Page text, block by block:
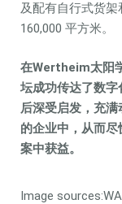
及配有自行式货
160,000 平方米。
在Wertheim太阳
坛成功传达了数
后深受启发，充
的企业中，从而
案中获益。
Image